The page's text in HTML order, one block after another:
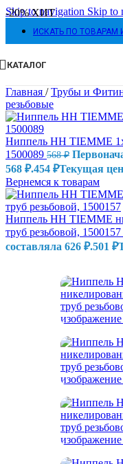
Skip to navigation Skip to
ИСКАТЬ ПО ТОВАРАМ
КАТАЛОГ
Главная / Трубы и
резьбовые
Ниппель HH TIEMME
1500089 568₽
568 ₽.454 ₽Текущая
Вернемся к товарам
Ниппель HH TIEMME
труб резьбовой, 1500157
составляла 626 ₽.501 ₽
-20% ХИТ